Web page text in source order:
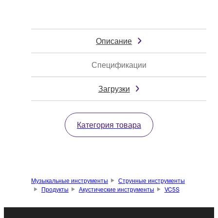
Описание
Спецификации
Загрузки
Категория товара
Музыкальные инструменты
Струнные инструменты
Продукты
Акустические инструменты VC5S